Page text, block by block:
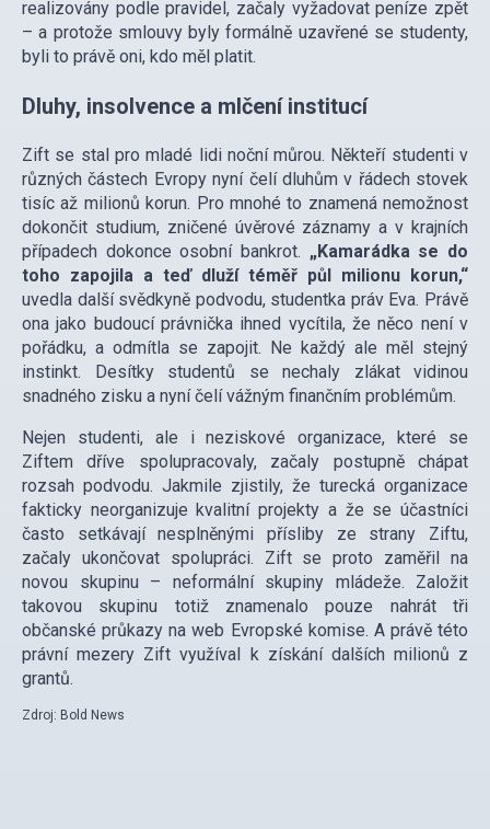
realizovány podle pravidel, začaly vyžadovat peníze zpět
– a protože smlouvy byly formálně uzavřené se studenty,
byli to právě oni, kdo měl platit.
Dluhy, insolvence a mlčení institucí
Zift se stal pro mladé lidi noční můrou. Někteří studenti v
různých částech Evropy nyní čelí dluhům v řádech stovek
tisíc až milionů korun. Pro mnohé to znamená nemožnost
dokončit studium, zničené úvěrové záznamy a v krajních
případech dokonce osobní bankrot. „Kamarádka se do
toho zapojila a teď dluží téměř půl milionu korun,“
uvedla další svědkyně podvodu, studentka práv Eva. Právě
ona jako budoucí právnička ihned vycítila, že něco není v
pořádku, a odmítla se zapojit. Ne každý ale měl stejný
instinkt. Desítky studentů se nechaly zlákat vidinou
snadného zisku a nyní čelí vážným finančním problémům.
Nejen studenti, ale i neziskové organizace, které se
Ziftem dříve spolupracovaly, začaly postupně chápat
rozsah podvodu. Jakmile zjistily, že turecká organizace
fakticky neorganizuje kvalitní projekty a že se účastníci
často setkávají nesplněnými přísliby ze strany Ziftu,
začaly ukončovat spolupráci. Zift se proto zaměřil na
novou skupinu – neformální skupiny mládeže. Založit
takovou skupinu totiž znamenalo pouze nahrát tři
občanské průkazy na web Evropské komise. A právě této
právní mezery Zift využíval k získání dalších milionů z
grantů.
Zdroj: Bold News